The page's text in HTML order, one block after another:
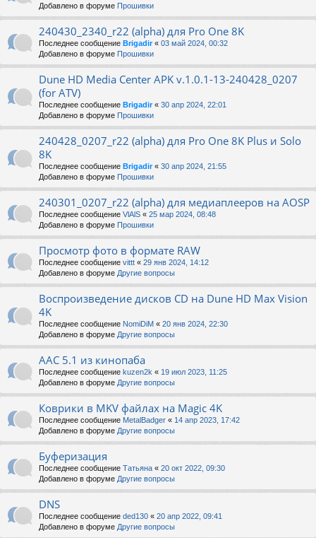
Добавлено в форуме Прошивки
240430_2340_r22 (alpha) для Pro One 8K
Последнее сообщение Brigadir« 03 май 2024, 00:32
Добавлено в форуме Прошивки
Dune HD Media Center APK v.1.0.1-13-240428_0207
(for ATV)
Последнее сообщение Brigadir« 30 апр 2024, 22:01
Добавлено в форуме Прошивки
240428_0207_r22 (alpha) для Pro One 8K Plus и Solo
8K
Последнее сообщение Brigadir« 30 апр 2024, 21:55
Добавлено в форуме Прошивки
240301_0207_r22 (alpha) для медиаплееров на AOSP
Последнее сообщение VlAlS « 25 мар 2024, 08:48
Добавлено в форуме Прошивки
Просмотр фото в формате RAW
Последнее сообщение vittt « 29 янв 2024, 14:12
Добавлено в форуме Другие вопросы
Воспроизведение дисков CD на Dune HD Max Vision
4K
Последнее сообщение NomiDiM « 20 янв 2024, 22:30
Добавлено в форуме Другие вопросы
AAC 5.1 из кинопаба
Последнее сообщение kuzen2k « 19 июл 2023, 11:25
Добавлено в форуме Другие вопросы
Коврики в MKV файлах на Magic 4K
Последнее сообщение MetalBadger « 14 апр 2023, 17:42
Добавлено в форуме Другие вопросы
Буферизация
Последнее сообщение Татьяна « 20 окт 2022, 09:30
Добавлено в форуме Другие вопросы
DNS
Последнее сообщение ded130 « 20 апр 2022, 09:41
Добавлено в форуме Другие вопросы